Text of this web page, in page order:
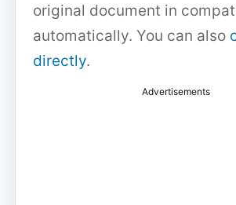
original document in
automatically. You can also
directly.
Advertisements